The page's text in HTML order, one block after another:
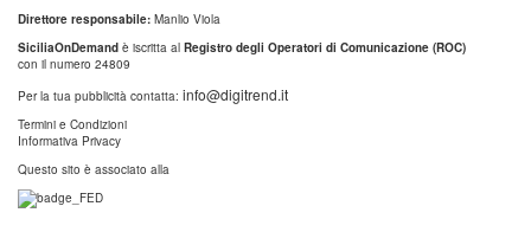
Direttore responsabile: Manlio Viola
SiciliaOnDemand è iscritta al Registro degli Operatori di Comunicazione (ROC)
con il numero 24809
Per la tua pubblicità contatta: info@digitrend.it
Termini e Condizioni
Informativa Privacy
Questo sito è associato alla